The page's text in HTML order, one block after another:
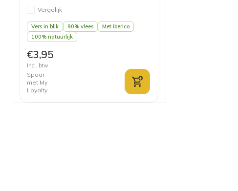
Vergelijk
Vers in blik 90% vlees
Met iberico
100% natuurlijk
€3,95
Incl. btw
Spaar
met My
Loyalty